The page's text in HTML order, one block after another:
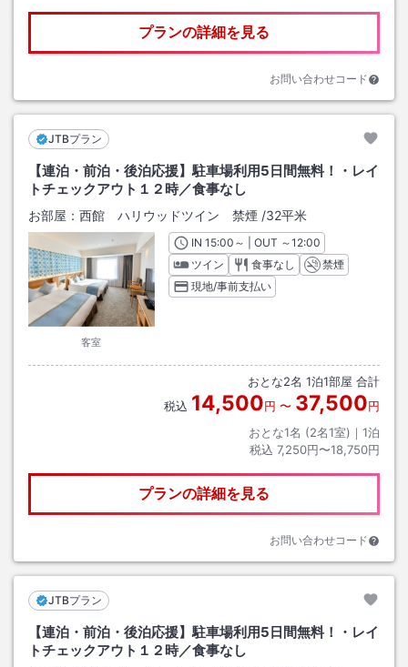
プランの詳細を見る
お問い合わせコード
JTBプラン
【連泊・前泊・後泊応援】駐車場利用5日間無料！・レイ
トチェックアウト１２時／食事なし
お部屋： 西館 ハリウッドツイン 禁煙 /32平米
客室
INチェックイン
15:00 ～ | OUT チェックアウト
～12:00
ツイン
食事なし
禁煙
現地/事前支払い
おとな2名 1泊1部屋 合計
税込 14,500円 〜 37,500円
おとな1名 (2名1室)｜ 1泊
税込 7,250円〜18,750円
プランの詳細を見る
お問い合わせコード
JTBプラン
【連泊・前泊・後泊応援】駐車場利用5日間無料！・レイ
トチェックアウト１２時／食事なし